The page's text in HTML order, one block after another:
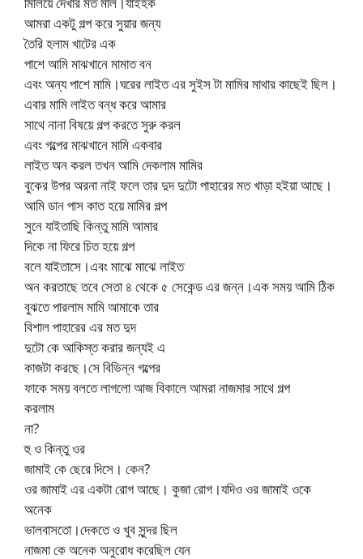
আমরা একটু গল্প করে সুয়ার জন্য
তৈরি হলাম খাটের এক
পাশে আমি মাঝখানে মামাত বন
এবং অন্য পাশে মামি।ঘরের লাইত এর সুইস টা মামির মাথার কাছেই ছিল।
এবার মামি লাইত বন্ধ করে আমার
সাথে নানা বিষয়ে গল্প করতে সুরু করল
এবং গল্পের মাঝখানে মামি একবার
লাইত অন করল তখন আমি দেকলাম মামির
বুকের উপর অরনা নাই ফলে তার দুদ দুটো পাহারের মত খাড়া হইয়া আছে।
আমি ডান পাস কাত হয়ে মামির গল্প
সুনে যাইতাছি কিন্তু মামি আমার
দিকে না ফিরে চিত হয়ে গল্প
বলে যাইতাসে।এবং মাঝে মাঝে লাইত
অন করতাছে তবে সেতা ৪ থেকে ৫ সেকেন্ড এর জন্ন।এক সময় আমি ঠিক
বুঝতে পারলাম মামি আমাকে তার
বিশাল পাহারের এর মত দুদ
দুটো কে আকিস্ত করার জন্যই এ
কাজটা করছে।সে বিভিন্ন গল্পের
ফাকে সময় বলতে লাগলো আজ বিকালে আমরা নাজমার সাথে গল্প
করলাম
না?
হু ও কিন্তু ওর
জামাই কে ছেরে দিসে। কেন?
ওর জামাই এর একটা রোগ আছে। কুজা রোগ।যদিও ওর জামাই ওকে
অনেক
ভালবাসতো।দেকতে ও খুব সুন্দর ছিল
নাজমা কে অনেক অনুরোধ করেছিল যেন